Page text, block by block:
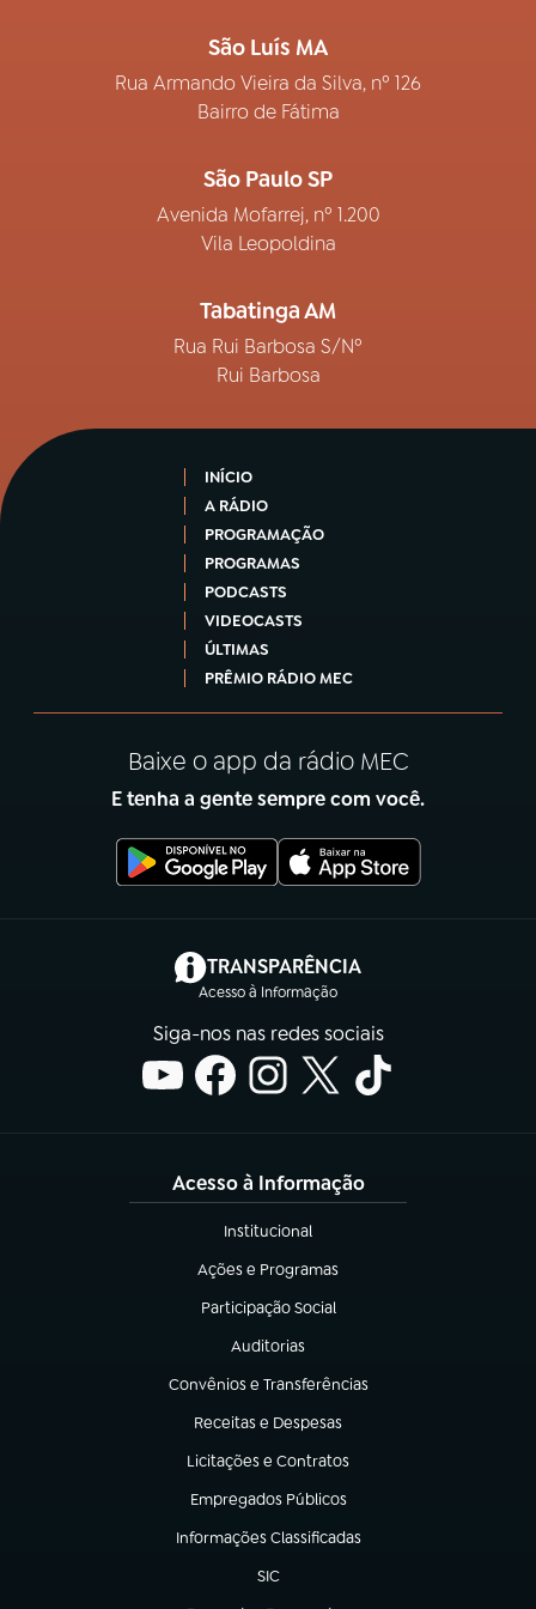
São Luís MA
Rua Armando Vieira da Silva, nº 126
Bairro de Fátima
São Paulo SP
Avenida Mofarrej, nº 1.200
Vila Leopoldina
Tabatinga AM
Rua Rui Barbosa S/Nº
Rui Barbosa
INÍCIO
A RÁDIO
PROGRAMAÇÃO
PROGRAMAS
PODCASTS
VIDEOCASTS
ÚLTIMAS
PRÊMIO RÁDIO MEC
Baixe o app da rádio MEC
E tenha a gente sempre com você.
TRANSPARÊNCIA
Acesso à Informação
(abre em nova aba)
Siga-nos nas redes sociais
Acesso à Informação
Institucional
(abre em nova aba)
Ações e Programas
(abre em nova aba)
Participação Social
(abre em nova aba)
Auditorias
(abre em nova aba)
Convênios e Transferências
(abre em nova aba)
Receitas e Despesas
(abre em nova aba)
Licitações e Contratos
(abre em nova aba)
Empregados Públicos
(abre em nova aba)
Informações Classificadas
(abre em nova aba)
SIC
(abre em nova aba)